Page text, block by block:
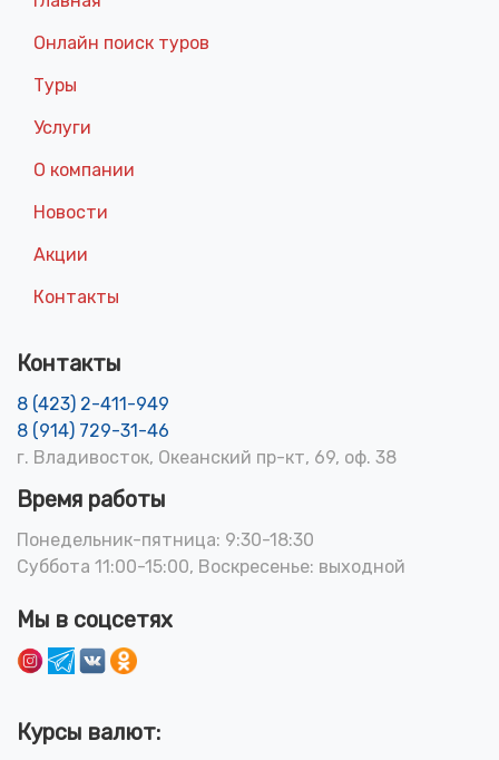
Онлайн поиск туров
Туры
Услуги
О компании
Новости
Акции
Контакты
Контакты
8 (423) 2-411-949
8 (914) 729-31-46
г. Владивосток, Океанский пр-кт, 69, оф. 38
Время работы
Понедельник-пятница: 9:30-18:30
Суббота 11:00-15:00, Воскресенье: выходной
Мы в соцсетях
Курсы валют: